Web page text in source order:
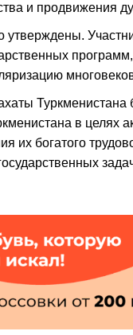
и продвижения
Туркменистана
в целях
их богатого